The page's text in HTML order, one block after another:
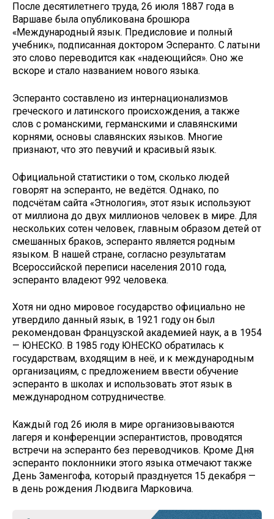
После десятилетнего труда, 26 июля 1887 года в
Варшаве была опубликована брошюра
«Международный язык. Предисловие и полный
учебник», подписанная доктором Эсперанто. С латыни
это слово переводится как «надеющийся». Оно же
вскоре и стало названием нового языка.
Эсперанто составлено из интернационализмов
греческого и латинского происхождения, а также
слов с романскими, германскими и славянскими
корнями, основы славянских языков. Многие
признают, что это певучий и красивый язык.
Официальной статистики о том, сколько людей
говорят на эсперанто, не ведётся. Однако, по
подсчётам сайта «Этнология», этот язык используют
от миллиона до двух миллионов человек в мире. Для
нескольких сотен человек, главным образом детей от
смешанных браков, эсперанто является родным
языком. В нашей стране, согласно результатам
Всероссийской переписи населения 2010 года,
эсперанто владеют 992 человека.
Хотя ни одно мировое государство официально не
утвердило данный язык, в 1921 году он был
рекомендован Французской академией наук, а в 1954
— ЮНЕСКО. В 1985 году ЮНЕСКО обратилась к
государствам, входящим в неё, и к международным
организациям, с предложением ввести обучение
эсперанто в школах и использовать этот язык в
международном сотрудничестве.
Каждый год 26 июля в мире организовываются
лагеря и конференции эсперантистов, проводятся
встречи на эсперанто без переводчиков. Кроме Дня
эсперанто поклонники этого языка отмечают также
День Заменгофа, который празднуется 15 декабря —
в день рождения Людвига Марковича.